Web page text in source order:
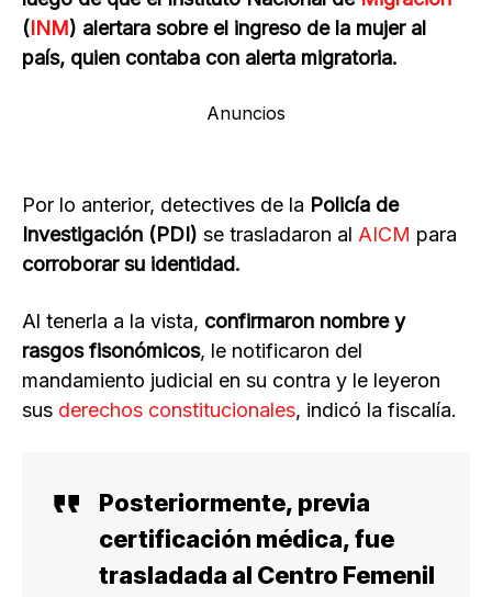
(INM) alertara sobre el ingreso de la mujer al
país, quien contaba con alerta migratoria.
Anuncios
Por lo anterior, detectives de la Policía de
Investigación (PDI) se trasladaron al AICM para
corroborar su identidad.
Al tenerla a la vista, confirmaron nombre y
rasgos fisonómicos, le notificaron del
mandamiento judicial en su contra y le leyeron
sus derechos constitucionales, indicó la fiscalía.
Posteriormente, previa
certificación médica, fue
trasladada al Centro Femenil